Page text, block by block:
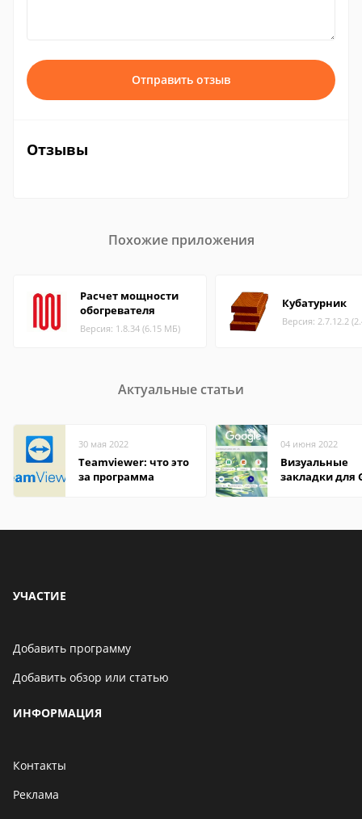
Отправить отзыв
Отзывы
Похожие приложения
Расчет мощности
обогревателя
Версия: 1.8.34 (6.15 МБ)
Кубатурник
Версия: 2.7.12.2
Актуальные статьи
30 мая 2022
Teamviewer: что это
за программа
04 июня 2022
Визуальные
закладки для
УЧАСТИЕ
Добавить программу
Добавить обзор или статью
ИНФОРМАЦИЯ
Контакты
Реклама